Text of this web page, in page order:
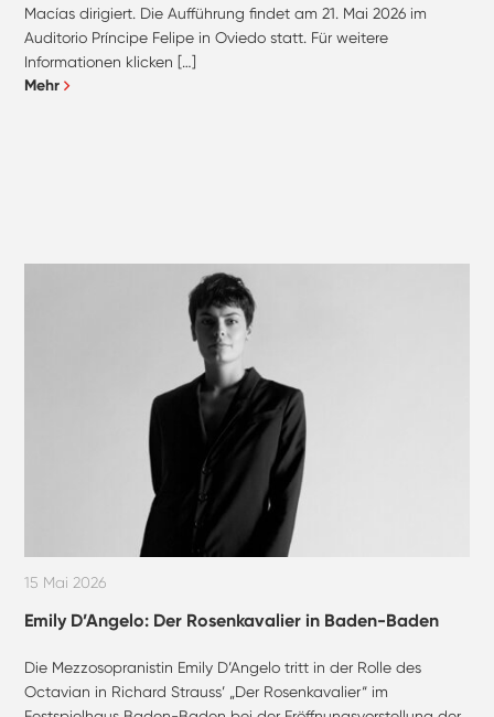
Macías dirigiert. Die Aufführung findet am 21. Mai 2026 im
Auditorio Príncipe Felipe in Oviedo statt. Für weitere
Informationen klicken […]
Mehr
15 Mai 2026
Emily D’Angelo: Der Rosenkavalier in Baden-Baden
Die Mezzosopranistin Emily D’Angelo tritt in der Rolle des
Octavian in Richard Strauss’ „Der Rosenkavalier“ im